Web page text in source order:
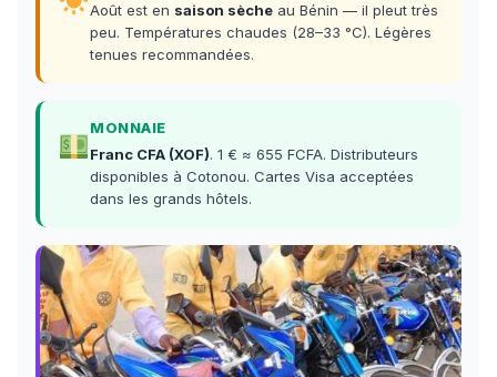
Août est en saison sèche au Bénin — il pleut très
peu. Températures chaudes (28–33 °C). Légères
tenues recommandées.
MONNAIE
Franc CFA (XOF). 1 € ≈ 655 FCFA. Distributeurs
disponibles à Cotonou. Cartes Visa acceptées
dans les grands hôtels.